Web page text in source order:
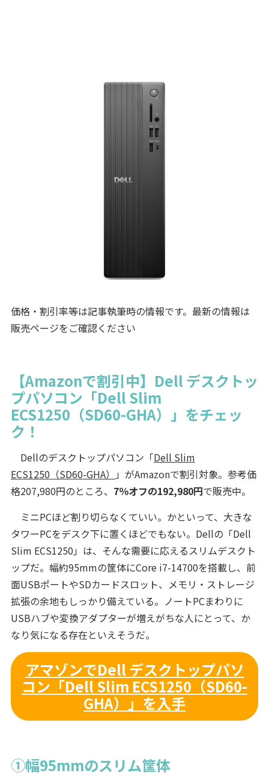
価格・割引率等は記事執筆時の情報です。最新の情報は
販売ページをご確認ください
【Amazonで割引中】Dell デスクトッ
プパソコン「Dell Slim
ECS1250（SD60-GHA）」をチェッ
ク！
Dellのデスクトップパソコン「Dell Slim
ECS1250（SD60-GHA）
」がAmazonで割引対象。参考価
格207,980円のところ、 7％オフの192,980円で販売中。
ミニPCほど割り切らなくていい。かといって、大きな
タワーPCをデスク下に置くほどでもない。Dellの「Dell
Slim ECS1250」は、そんな需要に応えるスリムデスクト
ップだ。幅約95mmの筐体にCore i7-14700を搭載し、前
面USBポートやSDカードスロット、メモリ・ストレージ
拡張の余地もしっかり備えている。ノートPCまわりに
USBハブや変換アダプターが増えがちな人にとって、か
なり気になる存在といえそうだ。
アマゾンでDell デスクトップパソ
コン「Dell Slim ECS1250（SD60-
GHA）」を入手
①幅95mmのスリム筐体